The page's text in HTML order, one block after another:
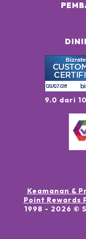
9.0 dari
Keamanan &
Point Rewards
1998 - 2026 ©